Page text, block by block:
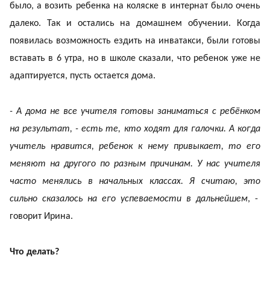
было, а возить ребенка на коляске в интернат было очень
далеко. Так и остались на домашнем обучении. Когда
появилась возможность ездить на инватакси, были готовы
вставать в 6 утра, но в школе сказали, что ребенок уже не
адаптируется, пусть остается дома.
- А дома не все учителя готовы заниматься с ребёнком
на результат, - есть те, кто ходят для галочки. А когда
учитель нравится, ребенок к нему привыкает, то его
меняют на другого по разным причинам. У нас учителя
часто менялись в начальных классах. Я считаю, это
сильно сказалось на его успеваемости в дальнейшем, -
говорит Ирина.
Что делать?